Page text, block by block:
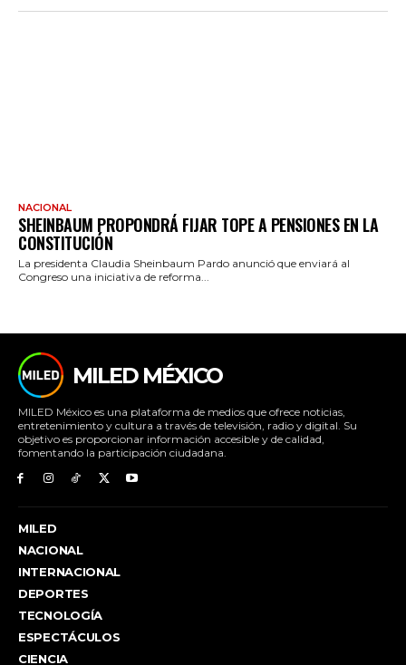
NACIONAL
SHEINBAUM PROPONDRÁ FIJAR TOPE A PENSIONES EN LA
CONSTITUCIÓN
La presidenta Claudia Sheinbaum Pardo anunció que enviará al
Congreso una iniciativa de reforma...
MILED MÉXICO
MILED México es una plataforma de medios que ofrece noticias,
entretenimiento y cultura a través de televisión, radio y digital. Su
objetivo es proporcionar información accesible y de calidad,
fomentando la participación ciudadana.
MILED
NACIONAL
INTERNACIONAL
DEPORTES
TECNOLOGÍA
ESPECTÁCULOS
CIENCIA